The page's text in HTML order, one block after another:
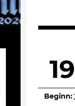
19
Beginn: